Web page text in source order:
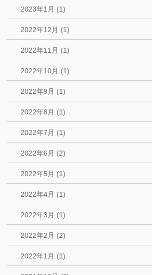
2023年1月 (1)
2022年12月 (1)
2022年11月 (1)
2022年10月 (1)
2022年9月 (1)
2022年8月 (1)
2022年7月 (1)
2022年6月 (2)
2022年5月 (1)
2022年4月 (1)
2022年3月 (1)
2022年2月 (2)
2022年1月 (1)